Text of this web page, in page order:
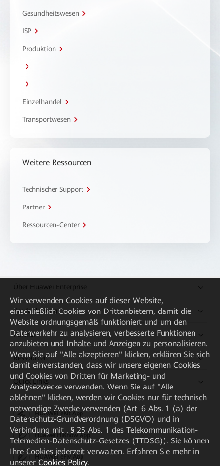
Gesundheitswesen
ISP
Produktion
Einzelhandel
Transportwesen
Weitere Ressourcen
Technischer Support
Partner
Ressourcen-Center
Über Huawei Enterprise
Kaufanleitung
Partner
Ressourcen
Quick Links
HUAWEI eKit App
Huawei HiKnow App
HUAWEI eFly App
Wir verwenden Cookies auf dieser Website,
einschließlich Cookies von Drittanbietern, damit die
Website ordnungsgemäß funktioniert und um den
Datenverkehr zu analysieren, verbesserte Funktionen
anzubieten und Inhalte und Anzeigen zu personalisieren.
Wenn Sie auf "Alle akzeptieren" klicken, erklären Sie sich
damit einverstanden, dass wir unsere eigenen Cookies
und Cookies von Dritten für Marketing- und
Analysezwecke verwenden. Wenn Sie auf "Alle
ablehnen" klicken, werden wir Cookies nur für technisch
notwendige Zwecke verwenden (Art. 6 Abs. 1 (a) der
Datenschutz-Grundverordnung (DSGVO) und in
Verbindung mit . § 25 Abs. 1 des Telekommunikation-
Telemedien-Datenschutz-Gesetzes (TTDSG)). Sie können
Ihre Cookies jederzeit verwalten. Erfahren Sie mehr in
unserer Cookies Policy.